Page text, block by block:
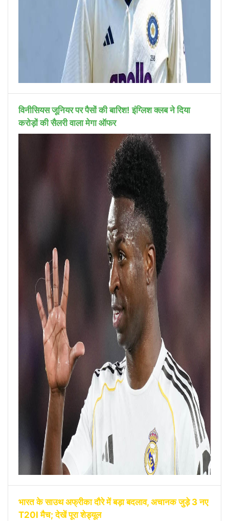
विनीसियस जूनियर पर पैसों की बारिश! इंग्लिश क्लब ने दिया
करोड़ों की सैलरी वाला मेगा ऑफर
भारत के साउथ अफ्रीका दौरे में बड़ा बदलाव, अचानक जुड़े 3 नए
T20I मैच; देखें पूरा शेड्यूल